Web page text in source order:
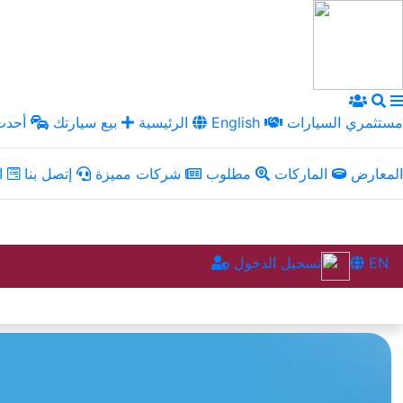
الرئيسية بيع سيارتك English مستثمري السيارات
المعارض الماركات مطلوب شركات مميزة إتصل بنا
تسجيل الدخول EN